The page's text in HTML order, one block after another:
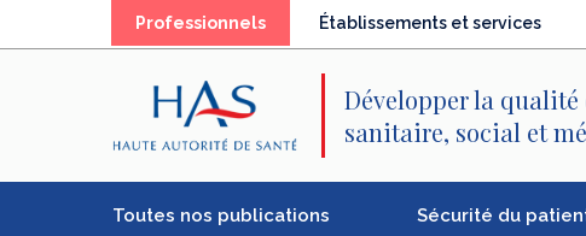
Professionnels Établissements et services
Développer la qualité
sanitaire, social et
Toutes nos publications Sécurité du